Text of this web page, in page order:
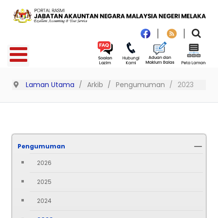
Laman Utama Arkib Pengumuman 2023
Pengumuman
2026
2025
2024